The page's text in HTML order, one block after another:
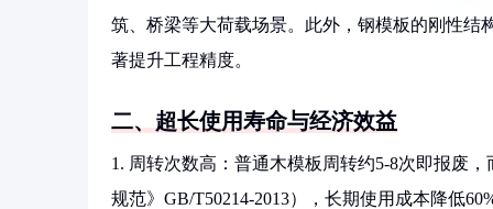
筑、桥梁等大荷载场景。此外，钢模板的刚性结
著提升工程精度。
二、超长使用寿命与经济效益
1. 周转次数高：普通木模板周转约5-8次即报废
规范》GB/T50214-2013），长期使用成本降低